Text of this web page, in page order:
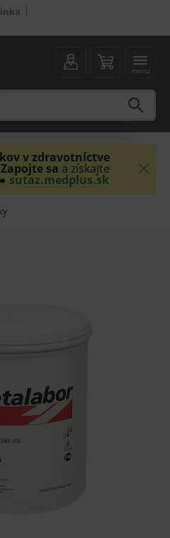
menu
v zdravotníctve
Zapojte sa a získajte
sutaz.medplus.sk